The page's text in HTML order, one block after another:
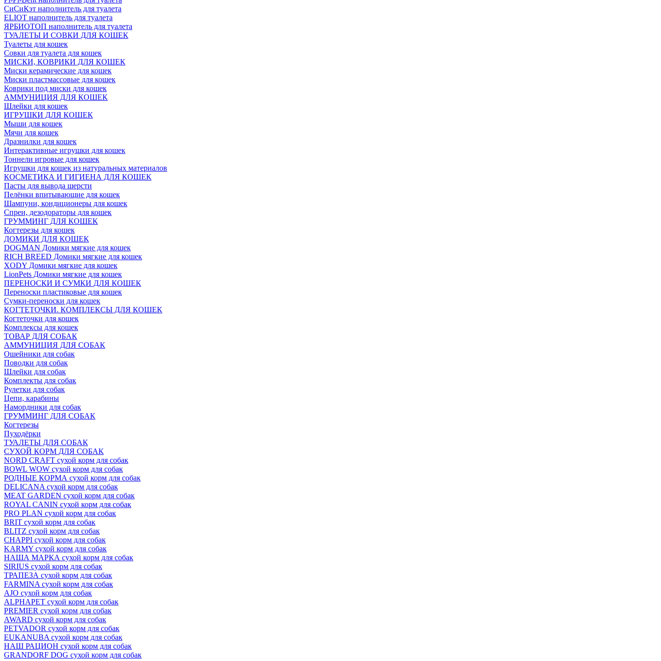
СиСиКэт наполнитель для туалета
ELIOT наполнитель для туалета
ЯРБИОТОП наполнитель для туалета
ТУАЛЕТЫ И СОВКИ ДЛЯ КОШЕК
Туалеты для кошек
Совки для туалета для кошек
МИСКИ, КОВРИКИ ДЛЯ КОШЕК
Миски керамические для кошек
Миски пластмассовые для кошек
Коврики под миски для кошек
АММУНИЦИЯ ДЛЯ КОШЕК
Шлейки для кошек
ИГРУШКИ ДЛЯ КОШЕК
Мыши для кошек
Мячи для кошек
Дразнилки для кошек
Интерактивные игрушки для кошек
Тоннели игровые для кошек
Игрушки для кошек из натуральных материалов
КОСМЕТИКА И ГИГИЕНА ДЛЯ КОШЕК
Пасты для вывода шерсти
Пелёнки впитывающие для кошек
Шампуни, кондиционеры для кошек
Спреи, дезодораторы для кошек
ГРУММИНГ ДЛЯ КОШЕК
Когтерезы для кошек
ДОМИКИ ДЛЯ КОШЕК
DOGMAN Домики мягкие для кошек
RICH BREED Домики мягкие для кошек
XODY Домики мягкие для кошек
LionPets Домики мягкие для кошек
ПЕРЕНОСКИ И СУМКИ ДЛЯ КОШЕК
Переноски пластиковые для кошек
Сумки-переноски для кошек
КОГТЕТОЧКИ. КОМПЛЕКСЫ ДЛЯ КОШЕК
Когтеточки для кошек
Комплексы для кошек
ТОВАР ДЛЯ СОБАК
АММУНИЦИЯ ДЛЯ СОБАК
Ошейники для собак
Поводки для собак
Шлейки для собак
Комплекты для собак
Рулетки для собак
Цепи, карабины
Намордники для собак
ГРУММИНГ ДЛЯ СОБАК
Когтерезы
Пуходёрки
ТУАЛЕТЫ ДЛЯ СОБАК
СУХОЙ КОРМ ДЛЯ СОБАК
NORD CRAFT сухой корм для собак
BOWL WOW сухой корм для собак
РОДНЫЕ КОРМА сухой корм для собак
DELICANA сухой корм для собак
MEAT GARDEN сухой корм для собак
ROYAL CANIN сухой корм для собак
PRO PLAN сухой корм для собак
BRIT сухой корм для собак
BLITZ сухой корм для собак
CHAPPI сухой корм для собак
KARMY сухой корм для собак
НАША МАРКА сухой корм для собак
SIRIUS сухой корм для собак
ТРАПЕЗА сухой корм для собак
FARMINA сухой корм для собак
AJO сухой корм для собак
ALPHAPET сухой корм для собак
PREMIER сухой корм для собак
AWARD сухой корм для собак
PETVADOR сухой корм для собак
EUKANUBA сухой корм для собак
НАШ РАЦИОН сухой корм для собак
GRANDORF DOG сухой корм для собак